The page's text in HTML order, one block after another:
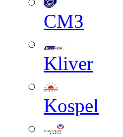
СМЗ
Kliver
Kospel